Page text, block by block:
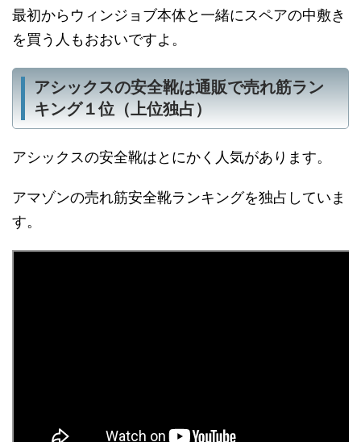
最初からウィンジョブ本体と一緒にスペアの中敷き
を買う人もおおいですよ。
アシックスの安全靴は通販で売れ筋ラン
キング１位（上位独占）
アシックスの安全靴はとにかく人気があります。
アマゾンの売れ筋安全靴ランキングを独占していま
す。